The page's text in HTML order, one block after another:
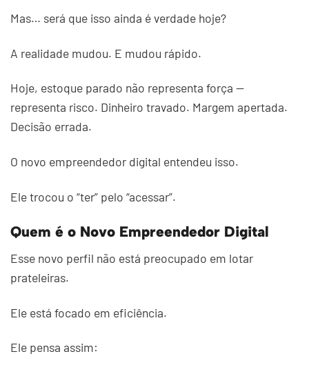
Mas… será que isso ainda é verdade hoje?
A realidade mudou. E mudou rápido.
Hoje, estoque parado não representa força —
representa risco. Dinheiro travado. Margem apertada.
Decisão errada.
O novo empreendedor digital entendeu isso.
Ele trocou o “ter” pelo “acessar”.
Quem é o Novo Empreendedor Digital
Esse novo perfil não está preocupado em lotar
prateleiras.
Ele está focado em eficiência.
Ele pensa assim: